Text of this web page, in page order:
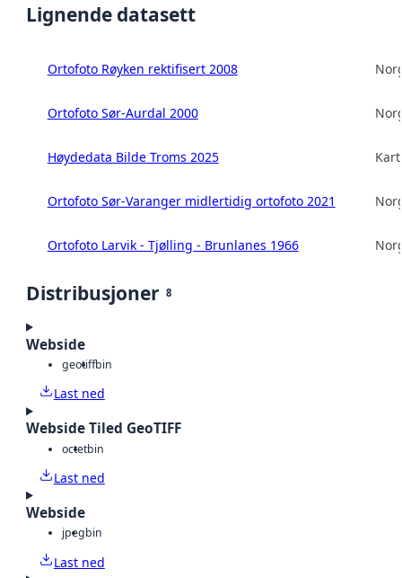
Lignende datasett
Ortofoto Røyken rektifisert 2008
Ortofoto Sør-Aurdal 2000
Høydedata Bilde Troms 2025
Ortofoto Sør-Varanger midlertidig ortofoto 2021
Ortofoto Larvik - Tjølling - Brunlanes 1966
Distribusjoner 8
Webside
geotiffbin
Last ned
Webside Tiled GeoTIFF
octetbin
Last ned
Webside
jpegbin
Last ned